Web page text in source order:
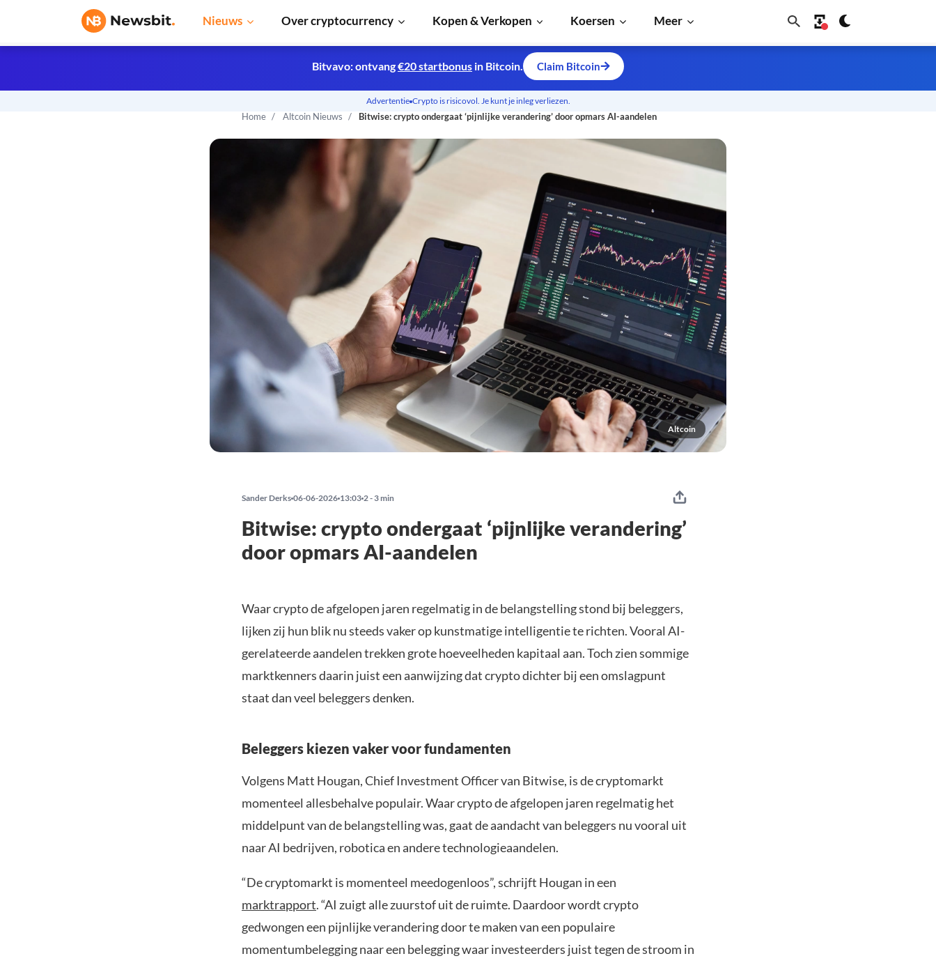
Nieuws Over cryptocurrency Kopen & Verkopen Koersen Meer
Home Altcoin Nieuws Bitwise: crypto ondergaat ‘pijnlijke verandering’ door opmars AI-aandelen
Altcoin
Bitvavo: ontvang€20 startbonus in Bitcoin. Claim Bitcoin
Advertentie Crypto is risicovol. Je kunt je inleg verliezen.
Sander Derks 06-06-2026 13:03 2 - 3 min
Bitwise: crypto ondergaat ‘pijnlijke verandering’
door opmars AI-aandelen
Waar crypto de afgelopen jaren regelmatig in de belangstelling stond bij beleggers,
lijken zij hun blik nu steeds vaker op kunstmatige intelligentie te richten. Vooral AI-
gerelateerde aandelen trekken grote hoeveelheden kapitaal aan. Toch zien sommige
marktkenners daarin juist een aanwijzing dat crypto dichter bij een omslagpunt
staat dan veel beleggers denken.
Beleggers kiezen vaker voor fundamenten
Volgens Matt Hougan, Chief Investment Officer van Bitwise, is de cryptomarkt
momenteel allesbehalve populair. Waar crypto de afgelopen jaren regelmatig het
middelpunt van de belangstelling was, gaat de aandacht van beleggers nu vooral uit
naar AI bedrijven, robotica en andere technologieaandelen.
“De cryptomarkt is momenteel meedogenloos”, schrijft Hougan in een
marktrapport. “AI zuigt alle zuurstof uit de ruimte. Daardoor wordt crypto
gedwongen een pijnlijke verandering door te maken van een populaire
momentumbelegging naar een belegging waar investeerders juist tegen de stroom in